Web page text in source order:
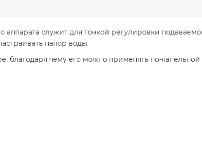
служит для тонкой регулировки
напор воды.
чему его можно применять по-